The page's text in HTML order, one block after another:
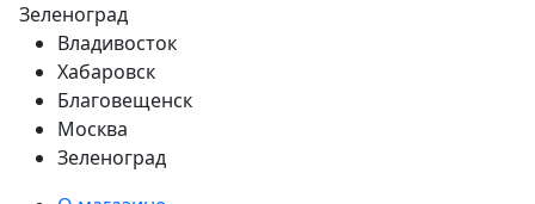
Зеленоград
Владивосток
Хабаровск
Благовещенск
Москва
Зеленоград